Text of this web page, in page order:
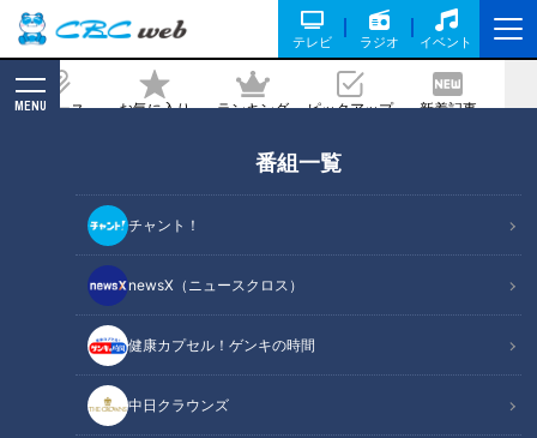
テレビ ラジオ イベント
ニュース お気に入り ランキング ピックアップ 新着記事
MENU
番組一覧
チャント！
newsX（ニュースクロス）
健康カプセル！ゲンキの時間
中日クラウンズ
で起きた真逆のニュース
2026/05/09 06:01
RadiChubu（ラジチューブ）
CBCラジオ #プラス！